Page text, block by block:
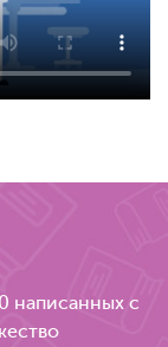
написанных с